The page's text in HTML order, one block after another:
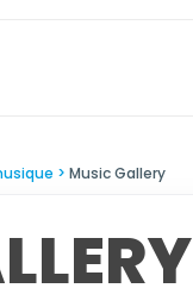
Music Gallery